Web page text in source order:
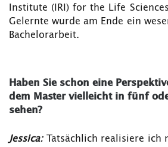
Institute (IRI) for the Life
Gelernte wurde am Ende ein
Bachelorarbeit.
Haben Sie schon eine
dem Master vielleicht in fünf
sehen?
Jessica:Tatsächlich realisiere ich